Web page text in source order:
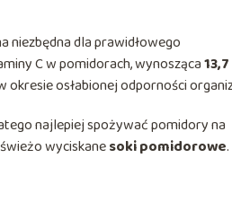
niezbędna dla prawidłowego
C w pomidorach, wynosząca
okresie osłabionej odporności
najlepiej spożywać pomidory na
wyciskanesoki pomidorowe.